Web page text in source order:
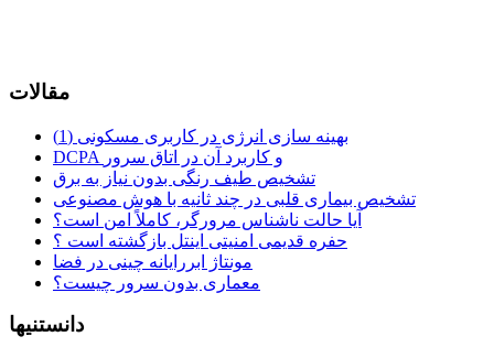
مقالات
بهینه سازی انرژی در کاربری مسکونی (1)
DCPA و کاربرد آن در اتاق سرور
تشخیص طیف رنگی بدون نیاز به برق
تشخیص بیماری قلبی در چند ثانیه با هوش مصنوعی
آیا حالت ناشناس مرورگر، کاملاً امن است؟
حفره قدیمی امنیتی اینتل بازگشته است ؟
مونتاژ ابررایانه چینی در فضا
معماری بدون سرور چیست؟
دانستنیها